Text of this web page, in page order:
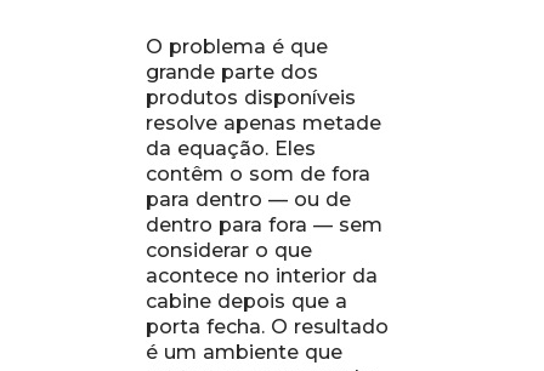
O problema é que
grande parte dos
produtos disponíveis
resolve apenas metade
da equação. Eles
contêm o som de fora
para dentro — ou de
dentro para fora — sem
considerar o que
acontece no interior da
cabine depois que a
porta fecha. O resultado
é um ambiente que